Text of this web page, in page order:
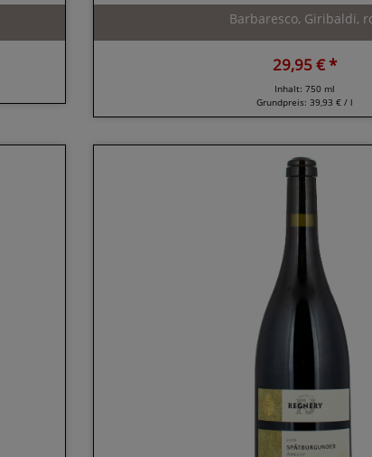
Barbaresco, Giribaldi,
29,95 € *
Inhalt: 750 ml
Grundpreis: 39,93 € / l